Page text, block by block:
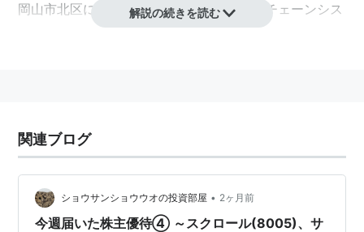
岡山市北区に本社をおく、フランチャイズチェーンシス
テムを含むレストランおよびカフェ等の事業を行う子会
株式会社
株式会社
株式会社函館市場
株式会社BAQET
株式会社鎌倉パスタ
解説の続きを読む
関連ブログ
ショウサンショウウオの投資部屋 • 2ヶ月前
今週届いた株主優待④ ～スクロール(8005)、サ